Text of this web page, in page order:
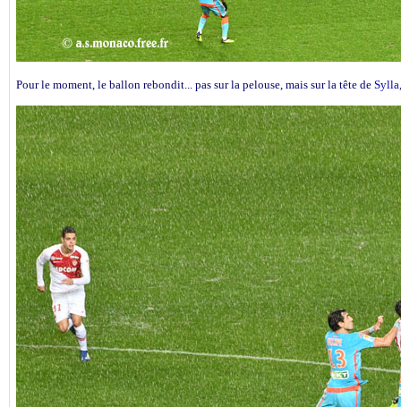
Pour le moment, le ballon rebondit... pas sur la pelouse, mais sur la tête de Sylla